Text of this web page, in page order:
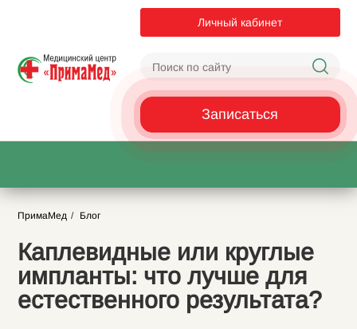
Личный кабинет
Записаться
ПримаМед Блог
Каплевидные или круглые
импланты: что лучше для
естественного результата?